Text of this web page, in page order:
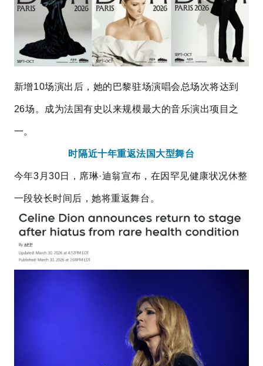
新增10场演出后，她的巴黎驻场演唱会总场次将达到
26场。成为法国有史以来规模最大的音乐演出项目之
一。
时隔近十年重返法国大型舞台
今年3月30日，席琳·迪翁宣布，在因罕见健康状况休整
一段较长时间后，她将重返舞台。